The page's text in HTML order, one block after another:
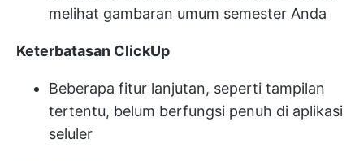
melihat gambaran umum semester Anda
Keterbatasan ClickUp
Beberapa fitur lanjutan, seperti tampilan
tertentu, belum berfungsi penuh di aplikasi
seluler